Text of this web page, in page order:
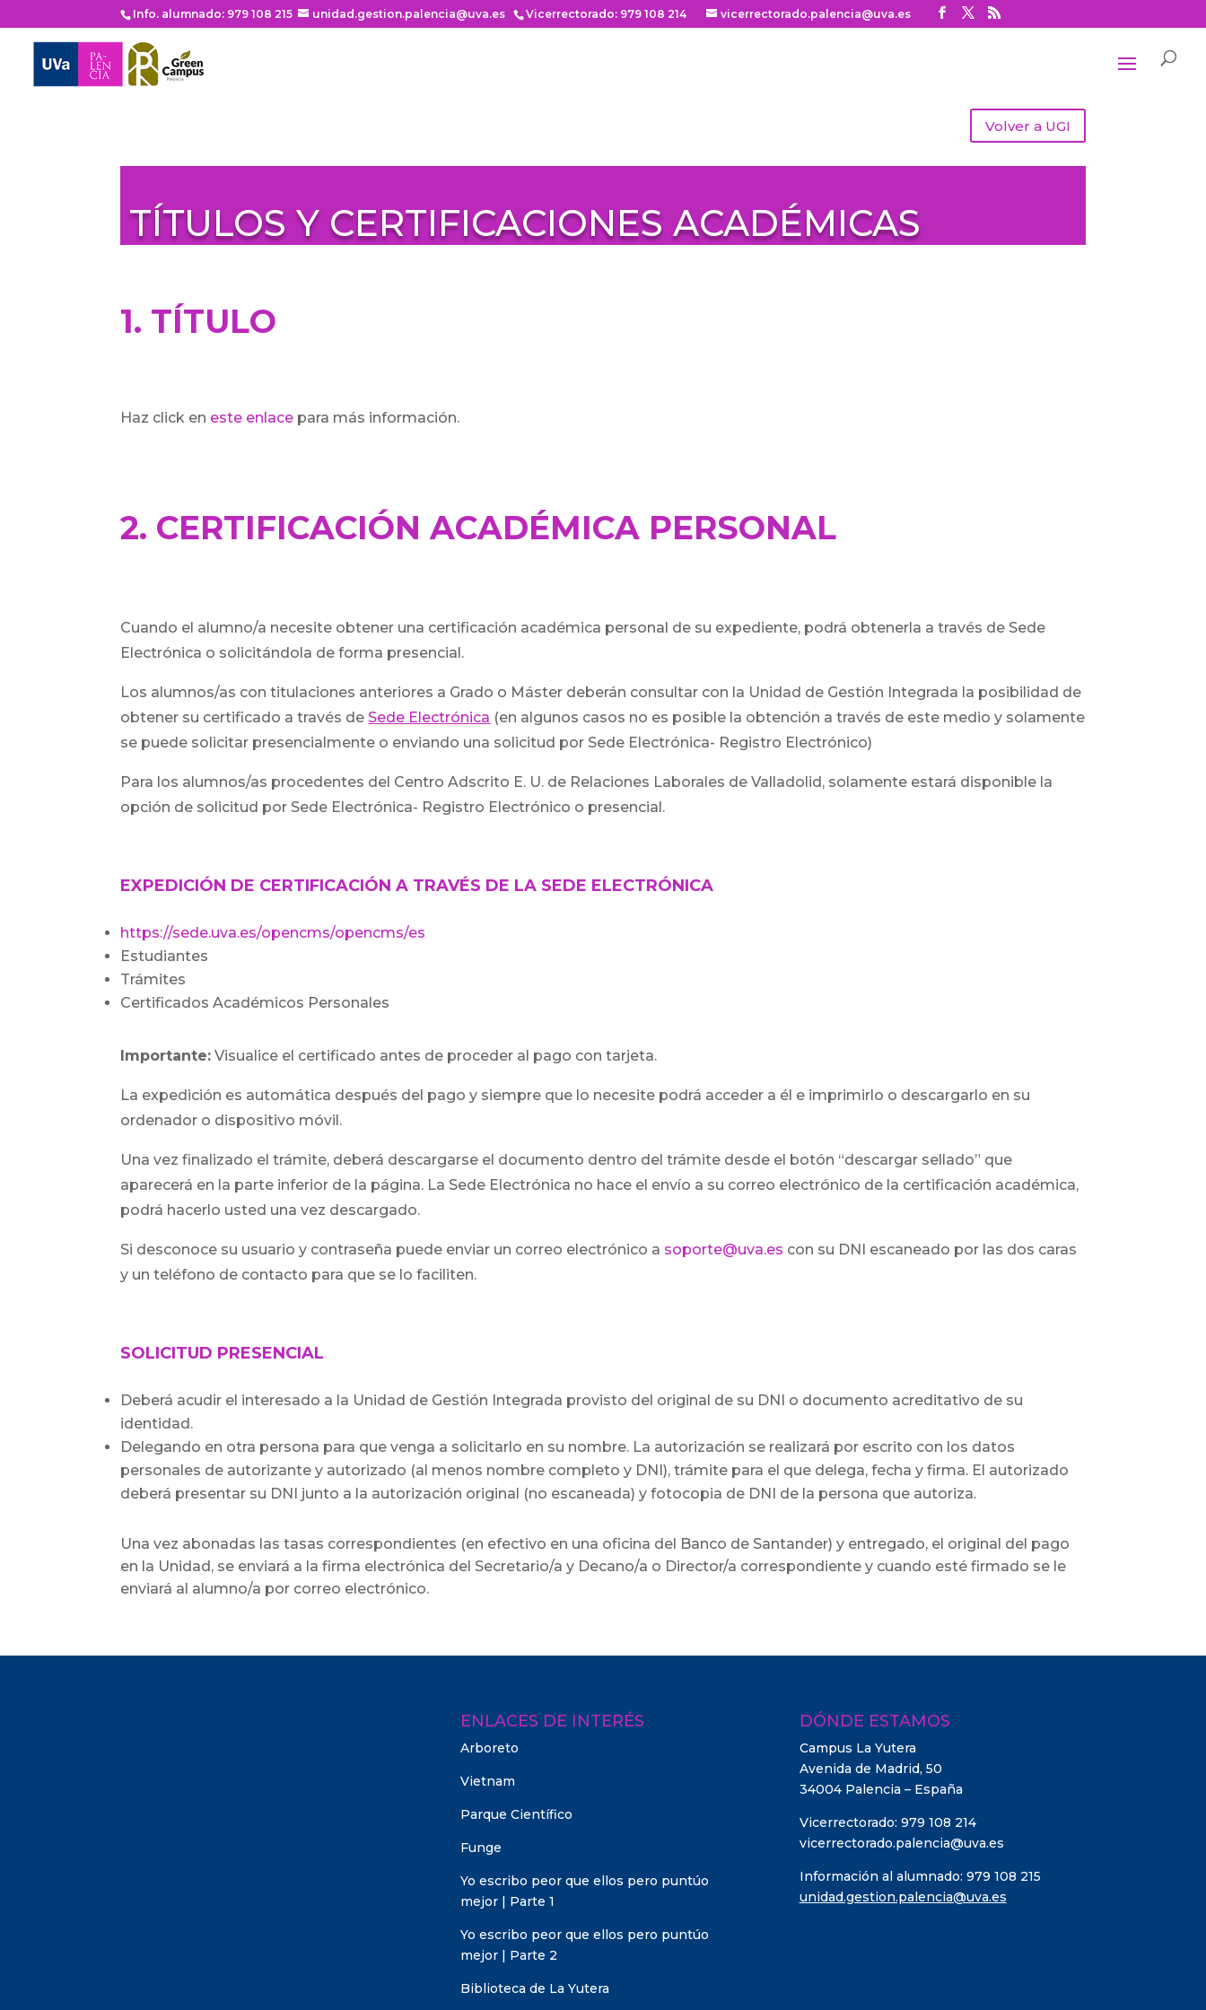
Info. alumnado: 979 108 215 unidad.gestion.palencia@uva.es Vicerrectorado: 979 108 214 vicerrectorado.palencia@uva.es
Volver a UGI
TÍTULOS Y CERTIFICACIONES ACADÉMICAS
1. TÍTULO
Haz click en este enlace para más información.
2. CERTIFICACIÓN ACADÉMICA PERSONAL
Cuando el alumno/a necesite obtener una certificación académica personal de su expediente, podrá obtenerla a través de Sede
Electrónica o solicitándola de forma presencial.
Los alumnos/as con titulaciones anteriores a Grado o Máster deberán consultar con la Unidad de Gestión Integrada la posibilidad de
obtener su certificado a través de Sede Electrónica (en algunos casos no es posible la obtención a través de este medio y solamente
se puede solicitar presencialmente o enviando una solicitud por Sede Electrónica- Registro Electrónico)
Para los alumnos/as procedentes del Centro Adscrito E. U. de Relaciones Laborales de Valladolid, solamente estará disponible la
opción de solicitud por Sede Electrónica- Registro Electrónico o presencial.
EXPEDICIÓN DE CERTIFICACIÓN A TRAVÉS DE LA SEDE ELECTRÓNICA
https://sede.uva.es/opencms/opencms/es
Estudiantes
Trámites
Certificados Académicos Personales
Importante: Visualice el certificado antes de proceder al pago con tarjeta.
La expedición es automática después del pago y siempre que lo necesite podrá acceder a él e imprimirlo o descargarlo en su
ordenador o dispositivo móvil.
Una vez finalizado el trámite, deberá descargarse el documento dentro del trámite desde el botón “descargar sellado” que
aparecerá en la parte inferior de la página. La Sede Electrónica no hace el envío a su correo electrónico de la certificación académica,
podrá hacerlo usted una vez descargado.
Si desconoce su usuario y contraseña puede enviar un correo electrónico a soporte@uva.es con su DNI escaneado por las dos caras
y un teléfono de contacto para que se lo faciliten.
SOLICITUD PRESENCIAL
Deberá acudir el interesado a la Unidad de Gestión Integrada provisto del original de su DNI o documento acreditativo de su
identidad.
Delegando en otra persona para que venga a solicitarlo en su nombre. La autorización se realizará por escrito con los datos
personales de autorizante y autorizado (al menos nombre completo y DNI), trámite para el que delega, fecha y firma. El autorizado
deberá presentar su DNI junto a la autorización original (no escaneada) y fotocopia de DNI de la persona que autoriza.
Una vez abonadas las tasas correspondientes (en efectivo en una oficina del Banco de Santander) y entregado, el original del pago
en la Unidad, se enviará a la firma electrónica del Secretario/a y Decano/a o Director/a correspondiente y cuando esté firmado se le
enviará al alumno/a por correo electrónico.
ENLACES DE INTERÉS
Arboreto
Vietnam
Parque Científico
Funge
Yo escribo peor que ellos pero puntúo
mejor | Parte 1
Yo escribo peor que ellos pero puntúo
mejor | Parte 2
Biblioteca de La Yutera
DÓNDE ESTAMOS
Campus La Yutera
Avenida de Madrid, 50
34004 Palencia – España
Vicerrectorado: 979 108 214
vicerrectorado.palencia@uva.es
Información al alumnado: 979 108 215
unidad.gestion.palencia@uva.es